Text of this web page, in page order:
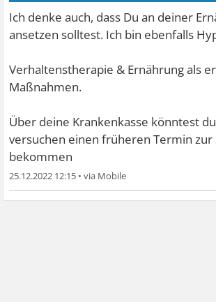
Ich denke auch, dass Du an deiner
ansetzen solltest. Ich bin ebenfalls
Verhaltenstherapie & Ernährung als
Maßnahmen.
Über deine Krankenkasse könntest
versuchen einen früheren Termin zur
bekommen
25.12.2022 12:15 •